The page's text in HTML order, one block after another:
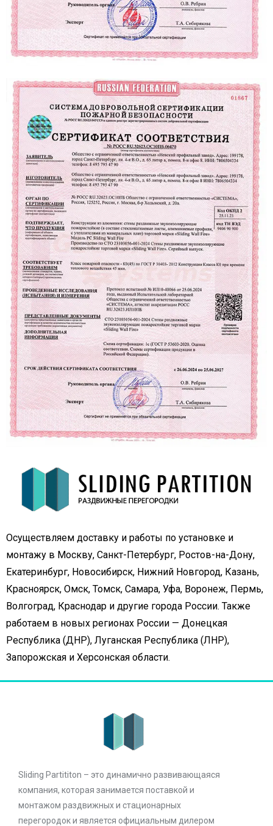
Осуществляем доставку и работы по установке и
монтажу в Москву, Санкт-Петербург, Ростов-на-Дону,
Екатеринбург, Новосибирск, Нижний Новгород, Казань,
Красноярск, Омск, Томск, Самара, Уфа, Воронеж, Пермь,
Волгоград, Краснодар и другие города России. Также
работаем в новых регионах России — Донецкая
Республика (ДНР), Луганская Республика (ЛНР),
Запорожская и Херсонская области.
Sliding Partititon – это динамично развивающаяся
компания, которая занимается поставкой и
монтажом раздвижных и стационарных
перегородок и является официальным дилером